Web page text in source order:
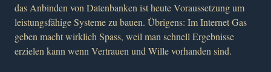
das Anbinden von Datenbanken ist heute Voraussetzung um
leistungsfähige Systeme zu bauen. Übrigens: Im Internet Gas
geben macht wirklich Spass, weil man schnell Ergebnisse
erzielen kann wenn Vertrauen und Wille vorhanden sind.